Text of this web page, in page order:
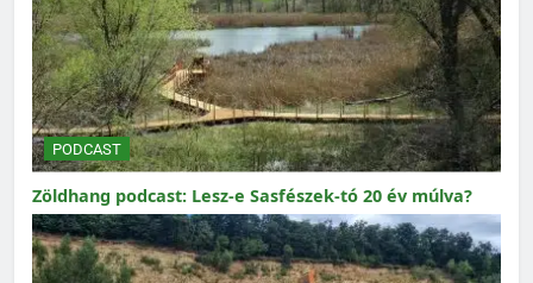
PODCAST
Zöldhang podcast: Lesz-e Sasfészek-tó 20 év múlva?